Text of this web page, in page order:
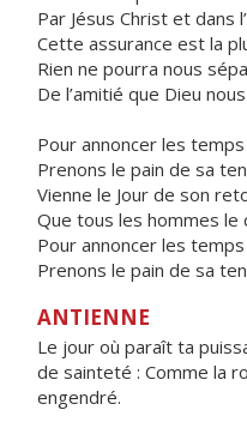
Par Jésus Christ et dans
Cette assurance est la
Rien ne pourra nous
De l’amitié que Dieu
Pour annoncer les
Prenons le pain de sa
Vienne le Jour de son
Que tous les hommes le
Pour annoncer les
Prenons le pain de sa
ANTIENNE
Le jour où paraît ta
de sainteté : Comme la
engendré.